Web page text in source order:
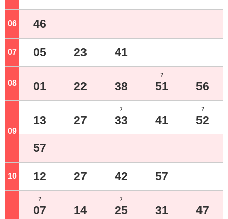
06 46
07 05 23 41
08 01 22 38
ﾌ
51 56
09
13 27
ﾌ
33 41
ﾌ
52
57
10 12 27 42 57
ﾌ
07 14
ﾌ
25 31 47